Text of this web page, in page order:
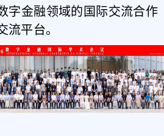
字金融领域的国际交流合作
流平台。